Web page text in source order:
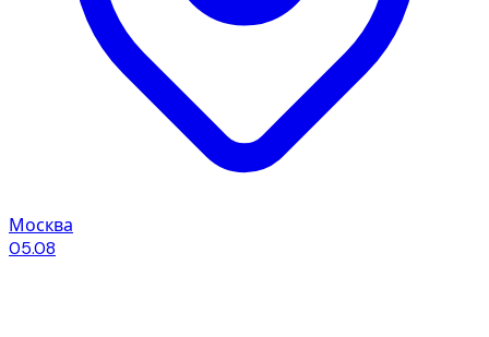
Москва
05.08